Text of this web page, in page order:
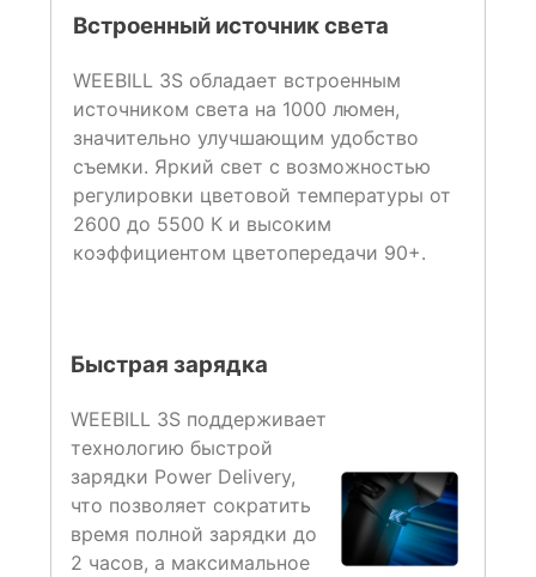
Встроенный источник света
WEEBILL 3S обладает встроенным
источником света на 1000 люмен,
значительно улучшающим удобство
съемки. Яркий свет с возможностью
регулировки цветовой температуры от
2600 до 5500 К и высоким
коэффициентом цветопередачи 90+.
Быстрая зарядка
WEEBILL 3S поддерживает
технологию быстрой
зарядки Power Delivery,
что позволяет сократить
время полной зарядки до
2 часов, а максимальное